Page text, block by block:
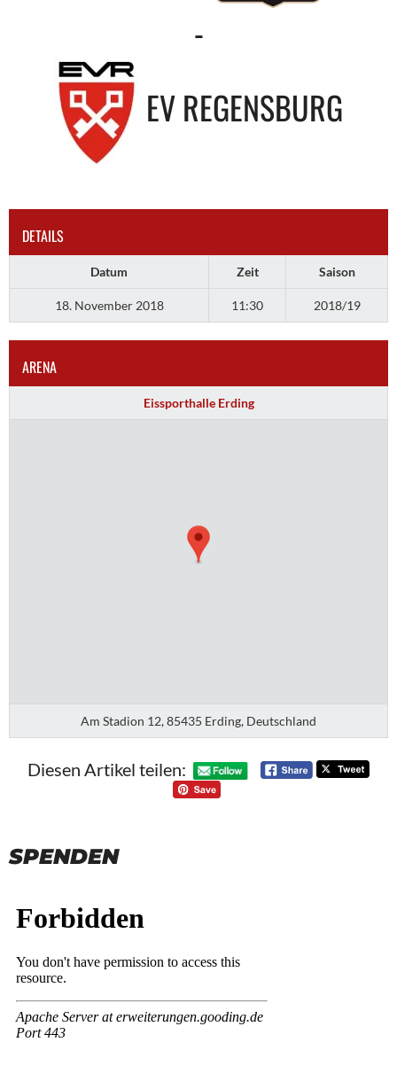
-
EV REGENSBURG
DETAILS
Datum Zeit Saison
18. November 2018 11:30 2018/19
ARENA
Eissporthalle Erding
Am Stadion 12, 85435 Erding, Deutschland
Diesen Artikel teilen:
SPENDEN